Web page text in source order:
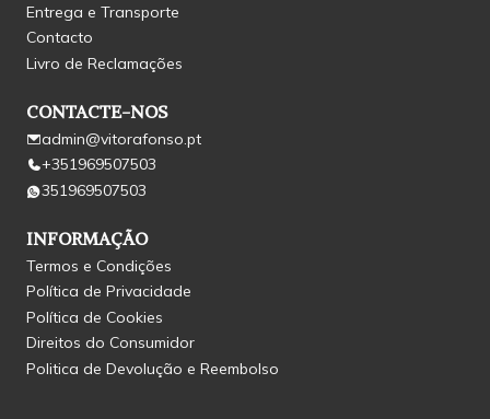
Entrega e Transporte
Contacto
Livro de Reclamações
CONTACTE-NOS
admin@vitorafonso.pt
+351969507503
351969507503
INFORMAÇÃO
Termos e Condições
Política de Privacidade
Política de Cookies
Direitos do Consumidor
Politica de Devolução e Reembolso